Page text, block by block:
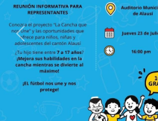
Previous